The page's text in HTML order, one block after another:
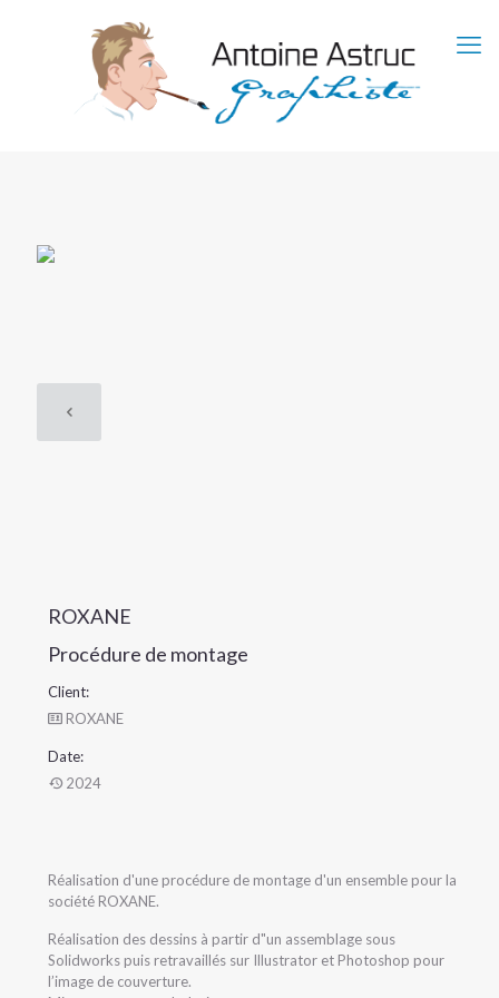
ROXANE
Procédure de montage
Client:
ROXANE
Date:
2024
Réalisation d'une procédure de montage d'un ensemble pour la
société ROXANE.
Réalisation des dessins à partir d"un assemblage sous
Solidworks puis retravaillés sur Illustrator et Photoshop pour
l’image de couverture.